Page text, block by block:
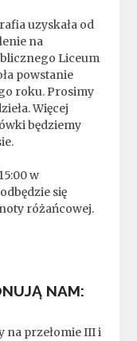
uzyskała od
na
Liceum
powstanie
roku. Prosimy
Więcej
będziemy
w
się
różańcowej.
NAM:
na przełomie III i